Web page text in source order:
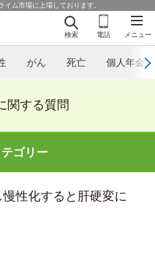
イム市場に上場しております。
メニュー
検索 電話
がん 死亡 個人年金
関する質問
ゴリー
性化すると肝硬変に